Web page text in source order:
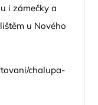
i zámečky a
u Nového
chalupa-